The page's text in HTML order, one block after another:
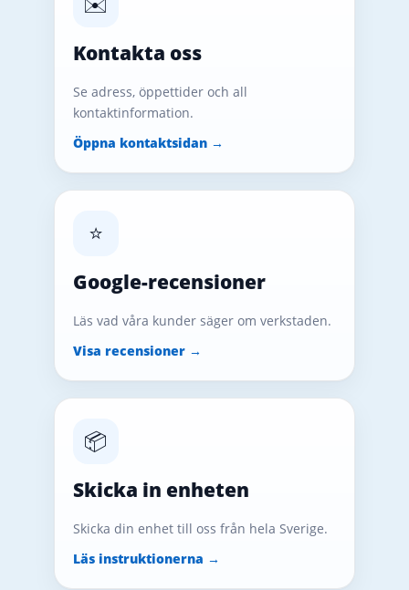
Kontakta oss
Se adress, öppettider och all
kontaktinformation.
Öppna kontaktsidan →
⭐
Google-recensioner
Läs vad våra kunder säger om verkstaden.
Visa recensioner →
📦
Skicka in enheten
Skicka din enhet till oss från hela Sverige.
Läs instruktionerna →